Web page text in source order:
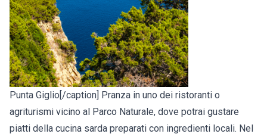
Punta Giglio[/caption] Pranza in uno dei ristoranti o
agriturismi vicino al Parco Naturale, dove potrai gustare
piatti della cucina sarda preparati con ingredienti locali. Nel